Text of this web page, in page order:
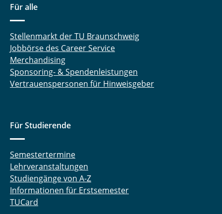
Für alle
Stellenmarkt der TU Braunschweig
Jobbörse des Career Service
Merchandising
Sponsoring- & Spendenleistungen
Vertrauenspersonen für Hinweisgeber
Für Studierende
Semestertermine
Lehrveranstaltungen
Studiengänge von A-Z
Informationen für Erstsemester
TUCard